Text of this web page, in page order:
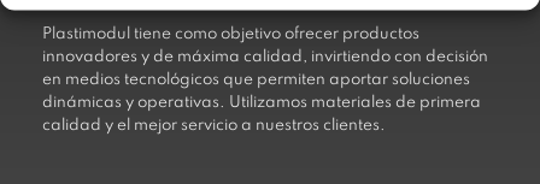
Plastimodul tiene como objetivo ofrecer productos
innovadores y de máxima calidad, invirtiendo con decisión
en medios tecnológicos que permiten aportar soluciones
dinámicas y operativas. Utilizamos materiales de primera
calidad y el mejor servicio a nuestros clientes.